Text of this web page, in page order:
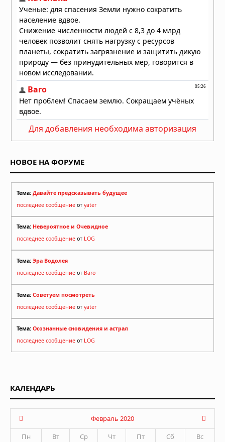
вода: что происходит при открытии
крана
Вчера в 05:50
Для добавления необходима авторизация
НОВОЕ НА ФОРУМЕ
Тема: Давайте предсказывать будущее
последнее сообщение от yater
Тема: Невероятное и Очевидное
последнее сообщение от LOG
Тема: Эра Водолея
последнее сообщение от Baro
Тема: Советуем посмотреть
последнее сообщение от yater
Тема: Осознанные сновидения и астрал
последнее сообщение от LOG
КАЛЕНДАРЬ
Февраль 2020
Пн
Вт Ср Чт Пт Сб Вс